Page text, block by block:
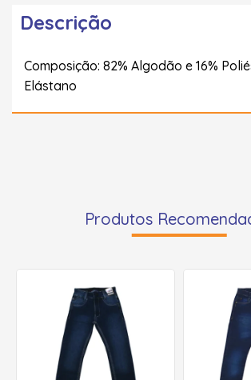
Descrição
Composição: 82% Algodão e 16%
Elástano
Produtos